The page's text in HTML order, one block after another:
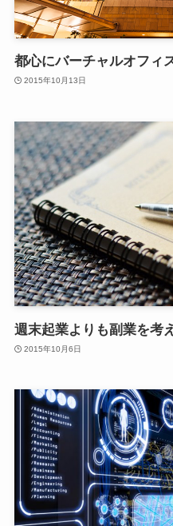
都心にバーチャルオフィ
2015年10月13日
週末起業よりも副業を考
2015年10月6日